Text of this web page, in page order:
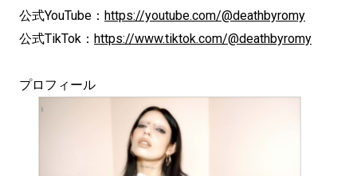
公式YouTube： https://youtube.com/@deathbyromy
公式TikTok： https://www.tiktok.com/@deathbyromy
プロフィール